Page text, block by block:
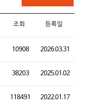
조회 등록일
10908 2026.03.31
38203 2025.01.02
118491 2022.01.17